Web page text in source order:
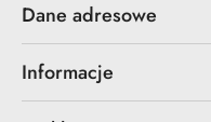
Dane adresowe
Informacje